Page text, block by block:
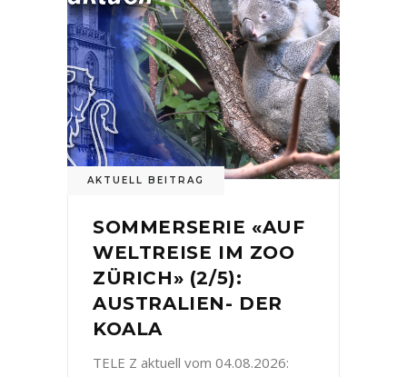
AKTUELL BEITRAG
SOMMERSERIE «AUF
WELTREISE IM ZOO
ZÜRICH» (2/5):
AUSTRALIEN- DER
KOALA
TELE Z aktuell vom 04.08.2026: